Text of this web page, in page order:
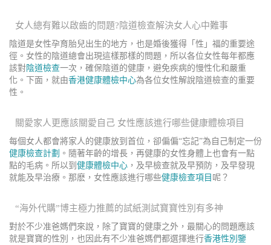
女人總有難以啟齒的問題?陰道檢查解決女人心中難事
陰道是女性孕育胎兒出生的地方，也是婚後獲得「性」福的重要途
徑。女性的陰道總會出現這樣那樣的問題，所以各位女性每年都應
該對陰道檢查一次，確保陰道的健康，避免疾病的慢性化和嚴重
化。下面，就由香港健康體檢中心為各位女性解說陰道檢查的重要
性。
關愛家人更應該關愛自己 女性應該進行哪些健康體檢項目
每個女人都會將家人的健康放到首位，卻偏偏“忘記”為自己制定一份
健康檢查計劃 。隨著年齡的增長，再健康的女性身體上也會有一點
點的毛病。所以到 健康體檢中心 ，及早檢查就及早預防，及早發現
就能及早治療。那麽，女性應該進行哪些健康檢查項目 呢？
“海外代購”博主極力推薦的試紙測試寶寶性別有多神
對於不少准爸媽們來說，除了寶寶的健康之外，最關心的問題應該
就是寶寶的性別，也因此有不少准爸媽們都選擇進行香港性別鑒